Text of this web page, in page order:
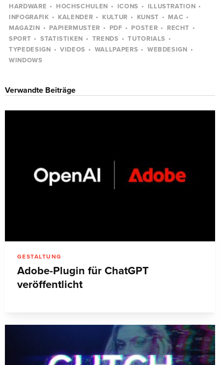
HARDWARE
HOCHSCHULEN ICONS
ILLUSTRATION
INFOGRAFIK
KALENDER KULTUR KUNST
MAC
MAGAZIN
PAPIERMUSTER PDF POSTER
RECHT
SPORT
STATISTIKEN TRENDS
TUTORIALS
TYPEDESIGN
VIDEOS WALLPAPERS
WEBDESIGN
WINDOWS
Verwandte Beiträge
GESTALTUNG
Adobe-Plugin für ChatGPT
veröffentlicht